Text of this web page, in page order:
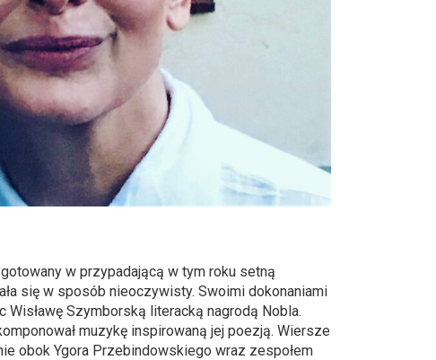
w przypadającą w tym roku setną
się w sposób nieoczywisty. Swoimi dokonaniami
Wisławę Szymborską literacką nagrodą Nobla.
muzykę inspirowaną jej poezją. Wiersze
obok Ygora Przebindowskiego wraz zespołem